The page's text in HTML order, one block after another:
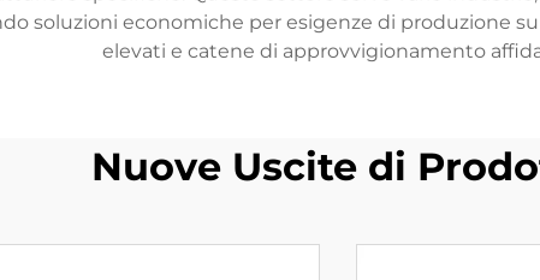
soluzioni economiche per esigenze di produzione
elevati e catene di approvvigionamento
Nuove Uscite di